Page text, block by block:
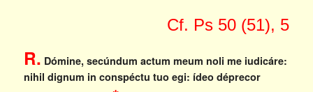
Cf. Ps 50 (51), 5
R. Dómine, secúndum actum meum noli me iudicáre:
nihil dignum in conspéctu tuo egi: ídeo déprecor